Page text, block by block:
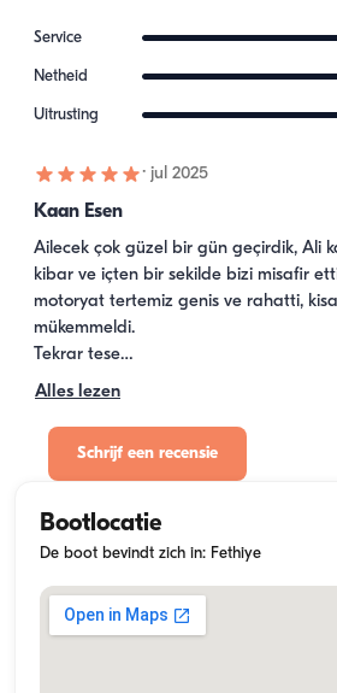
Service
Netheid
Uitrusting
· jul 2025
Kaan Esen
Ailecek çok güzel bir gün geçirdik, Ali
kibar ve içten bir sekilde bizi misafir
motoryat tertemiz genis ve rahatti,
mükemmeldi.
Tekrar tese…
Alles lezen
Schrijf een recensie
Bootlocatie
De boot bevindt zich in: Fethiye